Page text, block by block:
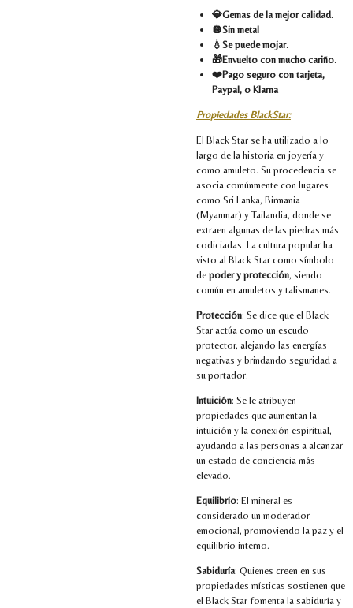
💎Gemas de la mejor calidad.
🪩Sin metal
💧Se puede mojar.
🎁Envuelto con mucho cariño.
❤️Pago seguro con tarjeta,
Paypal, o Klarna
Propiedades BlackStar:
El Black Star se ha utilizado a lo
largo de la historia en joyería y
como amuleto. Su procedencia se
asocia comúnmente con lugares
como Sri Lanka, Birmania
(Myanmar) y Tailandia, donde se
extraen algunas de las piedras más
codiciadas. La cultura popular ha
visto al Black Star como símbolo
de poder y protección, siendo
común en amuletos y talismanes.
Protección: Se dice que el Black
Star actúa como un escudo
protector, alejando las energías
negativas y brindando seguridad a
su portador.
Intuición: Se le atribuyen
propiedades que aumentan la
intuición y la conexión espiritual,
ayudando a las personas a alcanzar
un estado de conciencia más
elevado.
Equilibrio: El mineral es
considerado un moderador
emocional, promoviendo la paz y el
equilibrio interno.
Sabiduría: Quienes creen en sus
propiedades místicas sostienen que
el Black Star fomenta la sabiduría y